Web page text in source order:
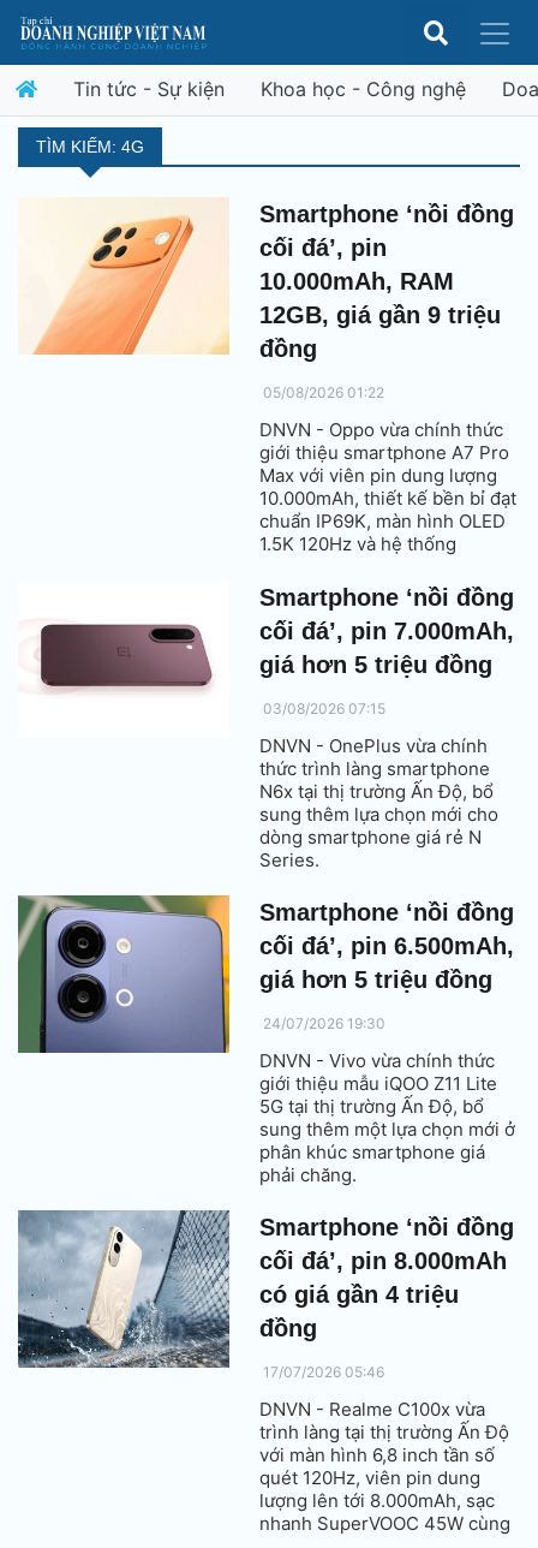
Tin tức - Sự kiện Khoa học - Công nghệ
TÌM KIẾM: 4G
Smartphone ‘nồi đồng
cối đá’, pin
10.000mAh, RAM
12GB, giá gần 9 triệu
đồng
05/08/2026 01:22
DNVN - Oppo vừa chính thức
giới thiệu smartphone A7 Pro
Max với viên pin dung lượng
10.000mAh, thiết kế bền bỉ đạt
chuẩn IP69K, màn hình OLED
1.5K 120Hz và hệ thống
Smartphone ‘nồi đồng
cối đá’, pin 7.000mAh,
giá hơn 5 triệu đồng
03/08/2026 07:15
DNVN - OnePlus vừa chính
thức trình làng smartphone
N6x tại thị trường Ấn Độ, bổ
sung thêm lựa chọn mới cho
dòng smartphone giá rẻ N
Series.
Smartphone ‘nồi đồng
cối đá’, pin 6.500mAh,
giá hơn 5 triệu đồng
24/07/2026 19:30
DNVN - Vivo vừa chính thức
giới thiệu mẫu iQOO Z11 Lite
5G tại thị trường Ấn Độ, bổ
sung thêm một lựa chọn mới ở
phân khúc smartphone giá
phải chăng.
Smartphone ‘nồi đồng
cối đá’, pin 8.000mAh
có giá gần 4 triệu
đồng
17/07/2026 05:46
DNVN - Realme C100x vừa
trình làng tại thị trường Ấn Độ
với màn hình 6,8 inch tần số
quét 120Hz, viên pin dung
lượng lên tới 8.000mAh, sạc
nhanh SuperVOOC 45W cùng